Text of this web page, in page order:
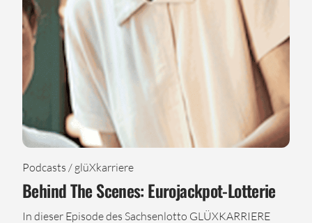
Podcasts / glüXkarriere
Behind The Scenes: Eurojackpot-Lotterie
In dieser Episode des Sachsenlotto GLÜXKARRIERE